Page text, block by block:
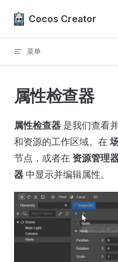
Skip to content
Cocos Creator
菜单
属性检查器
属性检查器 是我们查看
和资源的工作区域。在
节点，或者在 资源管理
器 中显示并编辑属性。